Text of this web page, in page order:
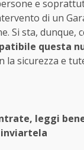
e
di un
Si sta, dunque,
questa
la sicurezza e
leggi
inviartela